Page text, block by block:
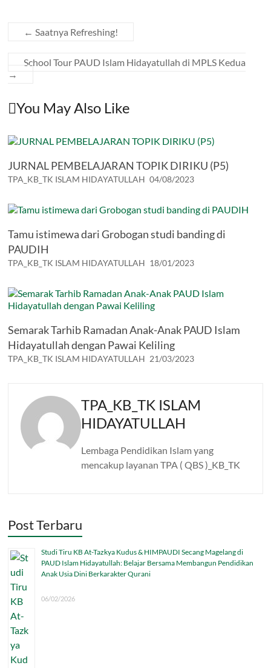
← Saatnya Refreshing!
School Tour PAUD Islam Hidayatullah di MPLS Kedua
→
You May Also Like
JURNAL PEMBELAJARAN TOPIK DIRIKU (P5)
TPA_KB_TK ISLAM HIDAYATULLAH 04/08/2023
Tamu istimewa dari Grobogan studi banding di
PAUDIH
TPA_KB_TK ISLAM HIDAYATULLAH 18/01/2023
Semarak Tarhib Ramadan Anak-Anak PAUD Islam
Hidayatullah dengan Pawai Keliling
TPA_KB_TK ISLAM HIDAYATULLAH 21/03/2023
TPA_KB_TK ISLAM
HIDAYATULLAH
Lembaga Pendidikan Islam yang
mencakup layanan TPA ( QBS )_KB_TK
Post Terbaru
Studi Tiru KB At-Tazkya Kudus & HIMPAUDI Secang Magelang di
PAUD Islam Hidayatullah: Belajar Bersama Membangun Pendidikan
Anak Usia Dini Berkarakter Qurani
06/02/2026